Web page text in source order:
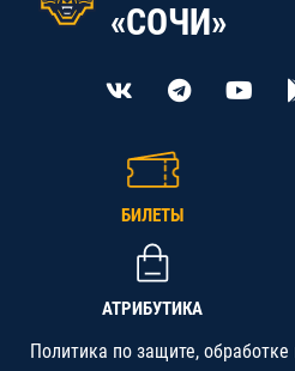
«СОЧИ»
БИЛЕТЫ
АТРИБУТИКА
Политика по защите,